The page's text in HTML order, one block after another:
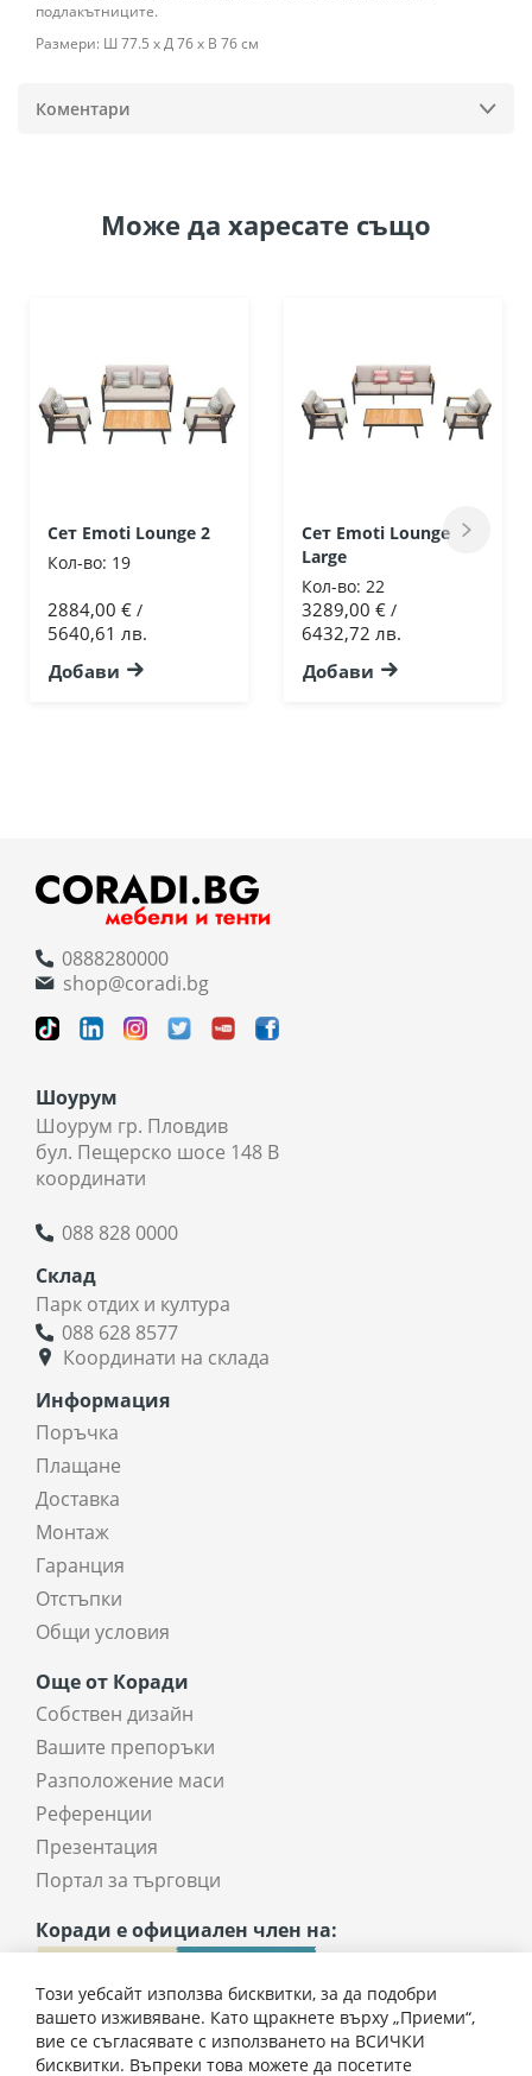
подлакътниците.
Размери: Ш 77.5 х Д 76 х В 76 см
Коментари
Може да харесате също
Сет Emoti Lounge 2
Кол-во: 19
2884,00 € /
5640,61 лв.
Добави
Сет Emoti Lounge
Large
Кол-во: 22
3289,00 € /
6432,72 лв.
Добави
0888280000
shop@coradi.bg
Шоурум
Шоурум гр. Пловдив
бул. Пещерско шосе 148 В
координати
088 828 0000
Склад
Парк отдих и култура
088 628 8577
Координати на склада
Информация
Поръчка
Плащане
Доставка
Монтаж
Гаранция
Отстъпки
Общи условия
Още от Коради
Собствен дизайн
Вашите препоръки
Разположение маси
Референции
Презентация
Портал за търговци
Коради е официален член на:
Този уебсайт използва бисквитки, за да подобри
вашето изживяване. Като щракнете върху „Приеми“,
вие се съгласявате с използването на ВСИЧКИ
бисквитки. Въпреки това можете да посетите